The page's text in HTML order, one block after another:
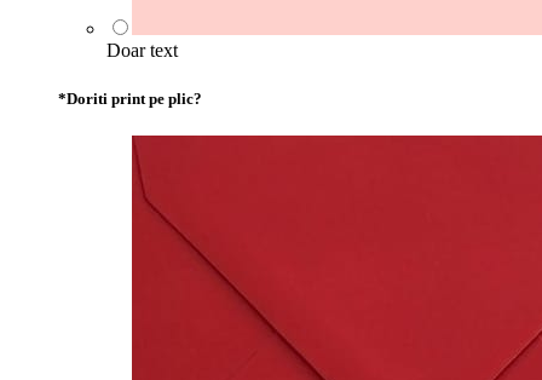
Doar text
*Doriti print pe plic?